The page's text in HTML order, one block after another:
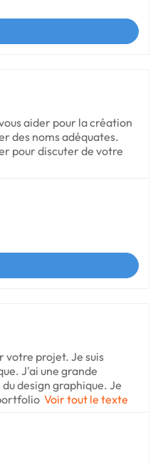
aider pour la création
des noms adéquates.
pour discuter de votre
votre projet. Je suis
J'ai une grande
design graphique. Je
Voir tout le texte